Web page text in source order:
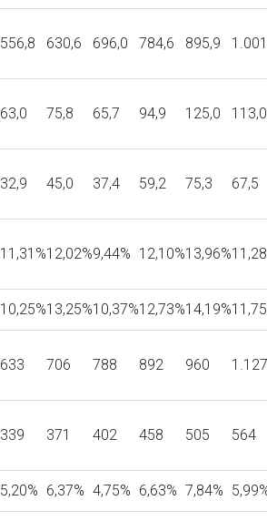
556,8 630,6 696,0 784,6 895,9
63,0 75,8 65,7 94,9 125,0 113,0
32,9 45,0 37,4 59,2 75,3 67,5
11,31%12,02%9,44% 12,10%13,96%
10,25%13,25%10,37%12,73%14,19%
633 706 788 892 960
339 371 402 458 505 564
5,20% 6,37% 4,75% 6,63% 7,84%